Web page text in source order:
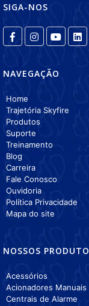
SIGA-NOS
NAVEGAÇÃO
Home
Trajetória Skyfire
Produtos
Suporte
Treinamento
Blog
Carreira
Fale Conosco
Ouvidoria
Política Privacidade
Mapa do site
NOSSOS
Acessórios
Acionadores Manuais
Centrais de Alarme